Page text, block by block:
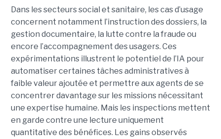
Dans les secteurs social et sanitaire, les cas d’usage
concernent notamment l’instruction des dossiers, la
gestion documentaire, la lutte contre la fraude ou
encore l’accompagnement des usagers. Ces
expérimentations illustrent le potentiel de l’IA pour
automatiser certaines tâches administratives à
faible valeur ajoutée et permettre aux agents de se
concentrer davantage sur les missions nécessitant
une expertise humaine. Mais les inspections mettent
en garde contre une lecture uniquement
quantitative des bénéfices. Les gains observés